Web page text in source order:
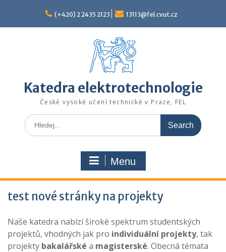
content
(+420) 2 2435 2123 13113@fel.cvut.cz
Katedra elektrotechnologie
České vysoké učení technické v Praze, FEL
Search
for:
Menu
test nové stránky na projekty
Naše katedra nabízí široké spektrum studentských
projektů, vhodných jak pro individuální projekty, tak
projekty bakalářské a magisterské. Obecná témata